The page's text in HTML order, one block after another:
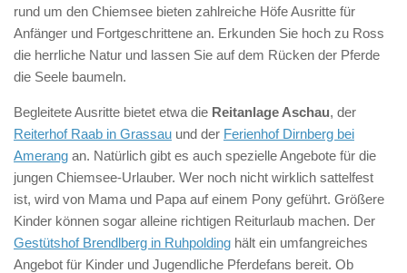
rund um den Chiemsee bieten zahlreiche Höfe Ausritte für
Anfänger und Fortgeschrittene an. Erkunden Sie hoch zu Ross
die herrliche Natur und lassen Sie auf dem Rücken der Pferde
die Seele baumeln.
Begleitete Ausritte bietet etwa die Reitanlage Aschau, der
Reiterhof Raab in Grassau und der Ferienhof Dirnberg bei
Amerang an. Natürlich gibt es auch spezielle Angebote für die
jungen Chiemsee-Urlauber. Wer noch nicht wirklich sattelfest
ist, wird von Mama und Papa auf einem Pony geführt. Größere
Kinder können sogar alleine richtigen Reiturlaub machen. Der
Gestütshof Brendlberg in Ruhpolding hält ein umfangreiches
Angebot für Kinder und Jugendliche Pferdefans bereit. Ob